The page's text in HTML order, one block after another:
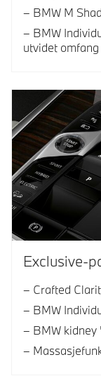
BMW M
BMW
utvidet omfang
Exclusive-
Crafted
BMW
BMW kidney